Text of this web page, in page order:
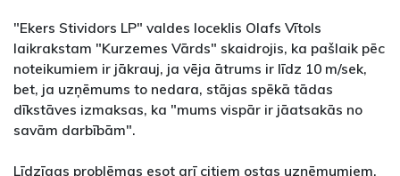
"Ekers Stividors LP" valdes loceklis Olafs Vītols
laikrakstam "Kurzemes Vārds" skaidrojis, ka pašlaik pēc
noteikumiem ir jākrauj, ja vēja ātrums ir līdz 10 m/sek,
bet, ja uzņēmums to nedara, stājas spēkā tādas
dīkstāves izmaksas, ka "mums vispār ir jāatsakās no
savām darbībām".
Līdzīgas problēmas esot arī citiem ostas uzņēmumiem.